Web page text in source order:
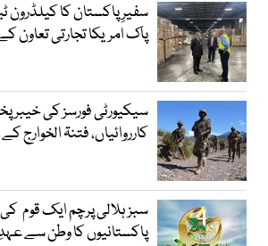
سفیرِ پاکستان کا کیلڈرون
پاک امریکا تجارتی تعاون
سیکیورٹی فورسز کی خیبر
کارروائیاں، فتنۃ الخوارج کے 10 دہشتگرد ہلاک
سبز ہلالی پرچم ایک قوم
پاکستانیوں کا وطن سے